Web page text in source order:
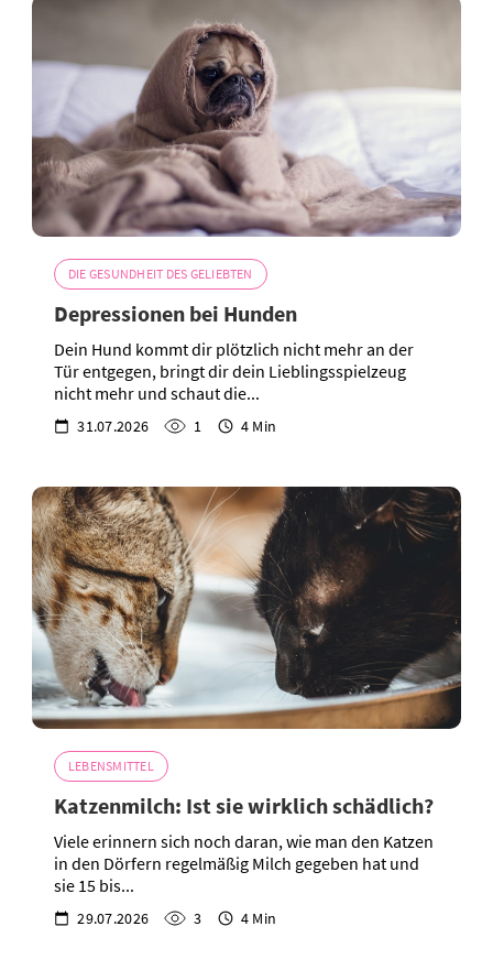
DIE GESUNDHEIT DES GELIEBTEN
Depressionen bei Hunden
Dein Hund kommt dir plötzlich nicht mehr an der
Tür entgegen, bringt dir dein Lieblingsspielzeug
nicht mehr und schaut die...
31.07.2026 1 4 Min
LEBENSMITTEL
Katzenmilch: Ist sie wirklich schädlich?
Viele erinnern sich noch daran, wie man den Katzen
in den Dörfern regelmäßig Milch gegeben hat und
sie 15 bis...
29.07.2026 3 4 Min